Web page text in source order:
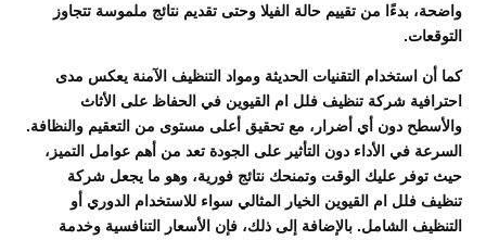
واضحة، بدءًا من تقييم حالة الفيلا وحتى تقديم نتائج ملموسة تتجاوز
التوقعات.
كما أن استخدام التقنيات الحديثة ومواد التنظيف الآمنة يعكس مدى
احترافية شركة تنظيف فلل ام القيوين في الحفاظ على الأثاث
والأسطح دون أي أضرار، مع تحقيق أعلى مستوى من التعقيم والنظافة.
السرعة في الأداء دون التأثير على الجودة تعد من أهم عوامل التميز،
حيث توفر عليك الوقت وتمنحك نتائج فورية، وهو ما يجعل شركة
تنظيف فلل ام القيوين الخيار المثالي سواء للاستخدام الدوري أو
التنظيف الشامل. بالإضافة إلى ذلك، فإن الأسعار التنافسية وخدمة